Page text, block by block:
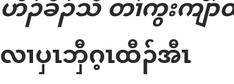
ဟီၣ်ခိၣ်သီ တၢ်ကွဲးကျိ
လၢပှၤဘှီဂ့ၤထီၣ်အီၤ